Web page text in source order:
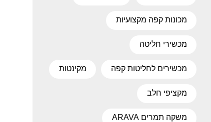
מכונות קפה מקצועיות
מכשירי חליטה
מכשירים לחליטות קפה מקינטות
מקציפי חלב
משקה תמרים ARAVA